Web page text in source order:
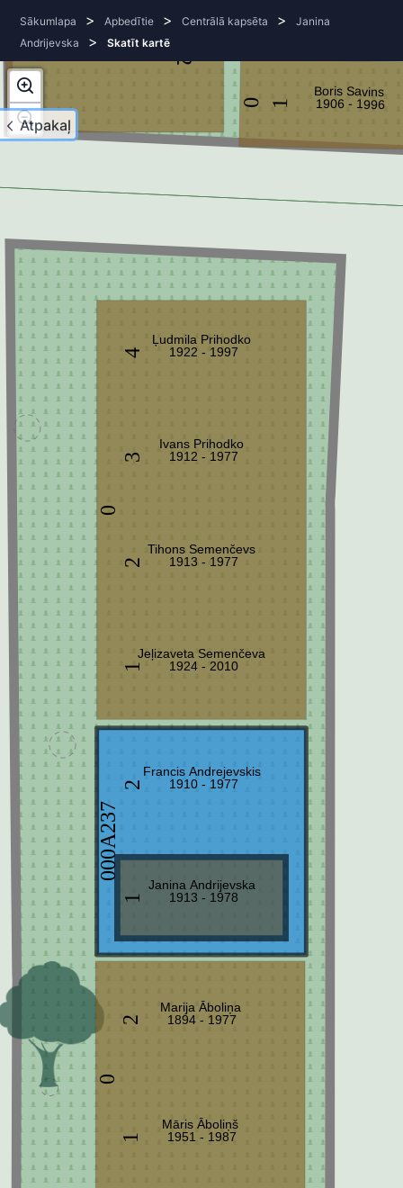
Atpakaļ
Sākumlapa > Apbedītie > Centrālā kapsēta >
Janina
Andrijevska
> Skatīt kartē
0
0
000A237
0
1
2
1
1
1
2
3
4
2
2
Boris Savins
1906 - 1996
Māris Āboliņš
1951 - 1987
Janina Andrijevska
1913 - 1978
Jeļizaveta Semenčeva
1924 - 2010
Tihons Semenčevs
1913 - 1977
Ivans Prihodko
1912 - 1977
Ļudmila Prihodko
1922 - 1997
Francis Andrejevskis
1910 - 1977
Marija Āboliņa
1894 - 1977